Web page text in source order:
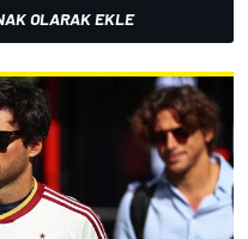
OLARAK EKLE